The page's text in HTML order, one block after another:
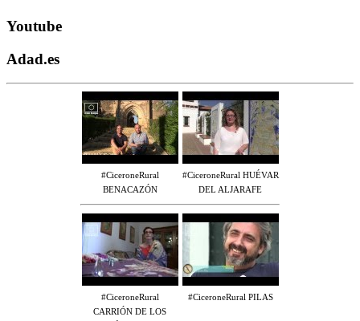
Youtube
Adad.es
#CiceroneRural
BENACAZÓN
#CiceroneRural HUÉVAR
DEL ALJARAFE
#CiceroneRural
CARRIÓN DE LOS
#CiceroneRural PILAS